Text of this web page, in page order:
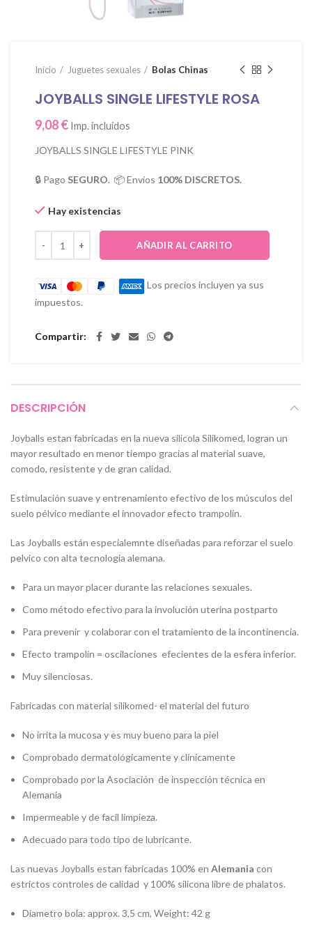
Inicio Juguetes sexuales Bolas Chinas
JOYBALLS SINGLE LIFESTYLE ROSA
9,08€ Imp. incluidos
JOYBALLS SINGLE LIFESTYLE PINK
🔒 Pago SEGURO. 📦 Envíos 100% DISCRETOS.
Hay existencias
AÑADIR AL CARRITO
Los precios incluyen ya sus
impuestos.
Compartir
DESCRIPCIÓN
Joyballs estan fabricadas en la nueva silicola Silikomed, logran un
mayor resultado en menor tiempo gracias al material suave,
comodo, resistente y de gran calidad.
Estimulación suave y entrenamiento efectivo de los músculos del
suelo pélvico mediante el innovador efecto trampolín.
Las Joyballs están especialemnte diseñadas para reforzar el suelo
pelvico con alta tecnologia alemana.
Para un mayor placer durante las relaciones sexuales.
Como método efectivo para la involución uterina postparto
Para prevenir y colaborar con el tratamiento de la incontinencia.
Efecto trampolín = oscilaciones efecientes de la esfera inferior.
Muy silenciosas.
Fabricadas con material silikomed- el material del futuro
No irrita la mucosa y es muy bueno para la piel
Comprobado dermatológicamente y clinicamente
Comprobado por la Asociación de inspección técnica en
Alemania
Impermeable y de facil limpieza.
Adecuado para todo tipo de lubricante.
Las nuevas Joyballs estan fabricadas 100% en Alemania con
estrictos controles de calidad y 100% silicona libre de phalatos.
Diametro bola: approx. 3,5 cm, Weight: 42 g